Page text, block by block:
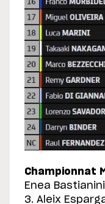
Championnat
Enea
3. Aleix